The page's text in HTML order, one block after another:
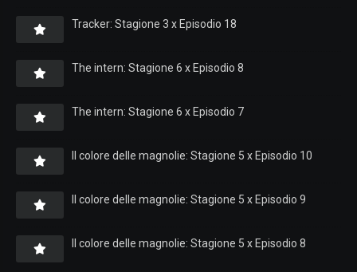
Tracker: Stagione 3 x Episodio 18
The intern: Stagione 6 x Episodio 8
The intern: Stagione 6 x Episodio 7
Il colore delle magnolie: Stagione 5 x Episodio 10
Il colore delle magnolie: Stagione 5 x Episodio 9
Il colore delle magnolie: Stagione 5 x Episodio 8